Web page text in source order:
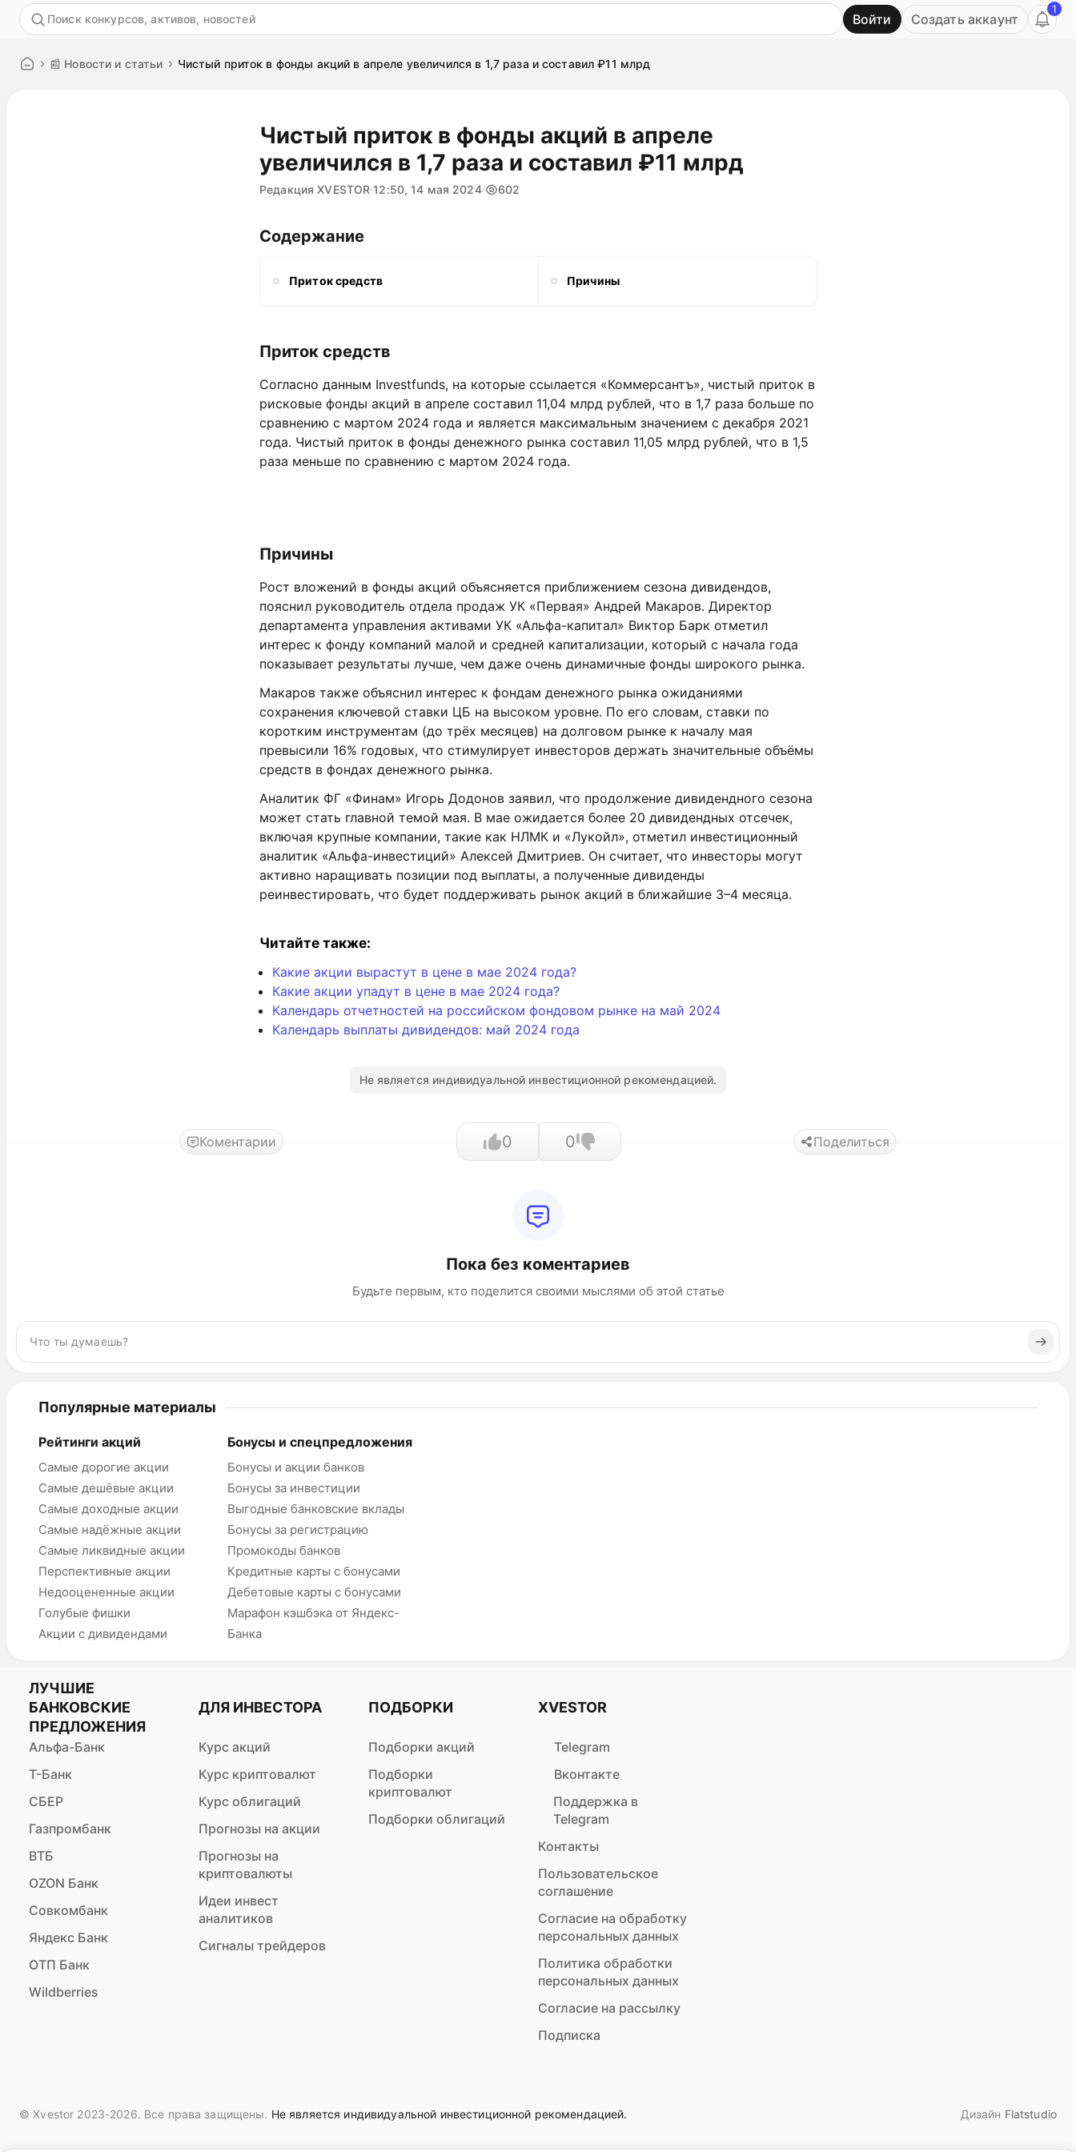
Войти Создать аккаунт
1
📰 Новости и статьи Чистый приток в фонды акций в апреле увеличился в 1,7 раза и составил ₽11 млрд
Чистый приток в фонды акций в апреле
увеличился в 1,7 раза и составил ₽11 млрд
Редакция XVESTOR 12:50, 14 мая 2024 602
Содержание
Приток средств Причины
Приток средств
Согласно данным Investfunds, на которые ссылается «Коммерсантъ», чистый приток в
рисковые фонды акций в апреле составил 11,04 млрд рублей, что в 1,7 раза больше по
сравнению с мартом 2024 года и является максимальным значением с декабря 2021
года. Чистый приток в фонды денежного рынка составил 11,05 млрд рублей, что в 1,5
раза меньше по сравнению с мартом 2024 года.
Причины
Рост вложений в фонды акций объясняется приближением сезона дивидендов,
пояснил руководитель отдела продаж УК «Первая» Андрей Макаров. Директор
департамента управления активами УК «Альфа-капитал» Виктор Барк отметил
интерес к фонду компаний малой и средней капитализации, который с начала года
показывает результаты лучше, чем даже очень динамичные фонды широкого рынка.
Макаров также объяснил интерес к фондам денежного рынка ожиданиями
сохранения ключевой ставки ЦБ на высоком уровне. По его словам, ставки по
коротким инструментам (до трёх месяцев) на долговом рынке к началу мая
превысили 16% годовых, что стимулирует инвесторов держать значительные объёмы
средств в фондах денежного рынка.
Аналитик ФГ «Финам» Игорь Додонов заявил, что продолжение дивидендного сезона
может стать главной темой мая. В мае ожидается более 20 дивидендных отсечек,
включая крупные компании, такие как НЛМК и «Лукойл», отметил инвестиционный
аналитик «Альфа-инвестиций» Алексей Дмитриев. Он считает, что инвесторы могут
активно наращивать позиции под выплаты, а полученные дивиденды
реинвестировать, что будет поддерживать рынок акций в ближайшие 3–4 месяца.
Читайте также:
Какие акции вырастут в цене в мае 2024 года?
Какие акции упадут в цене в мае 2024 года?
Календарь отчетностей на российском фондовом рынке на май 2024
Календарь выплаты дивидендов: май 2024 года
Не является индивидуальной инвестиционной рекомендацией.
Коментарии 0 0 Поделиться
Пока без коментариев
Будьте первым, кто поделится своими мыслями об этой статье
Популярные материалы
Рейтинги акций
Самые дорогие акции
Самые дешёвые акции
Самые доходные акции
Самые надёжные акции
Самые ликвидные акции
Перспективные акции
Недооцененные акции
Голубые фишки
Акции с дивидендами
Бонусы и спецпредложения
Бонусы и акции банков
Бонусы за инвестиции
Выгодные банковские вклады
Бонусы за регистрацию
Промокоды банков
Кредитные карты с бонусами
Дебетовые карты с бонусами
Марафон кэшбэка от Яндекс-
Банка
ЛУЧШИЕ
БАНКОВСКИЕ
ПРЕДЛОЖЕНИЯ
Альфа-Банк
Т-Банк
СБЕР
Газпромбанк
ВТБ
OZON Банк
Совкомбанк
Яндекс Банк
ОТП Банк
Wildberries
ДЛЯ ИНВЕСТОРА
Курс акций
Курс криптовалют
Курс облигаций
Прогнозы на акции
Прогнозы на
криптовалюты
Идеи инвест
аналитиков
Сигналы трейдеров
ПОДБОРКИ
Подборки акций
Подборки
криптовалют
Подборки облигаций
XVESTOR
Telegram
Вконтакте
Поддержка в
Telegram
Контакты
Пользовательское
соглашение
Согласие на обработку
персональных данных
Политика обработки
персональных данных
Согласие на рассылку
Подписка
© Xvestor 2023-2026. Все права защищены. Не является индивидуальной инвестиционной рекомендацией. Дизайн Flatstudio